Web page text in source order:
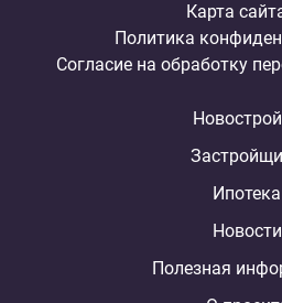
Карта
Политика
Согласие на обработку
Ипотека
Новости
Полезная